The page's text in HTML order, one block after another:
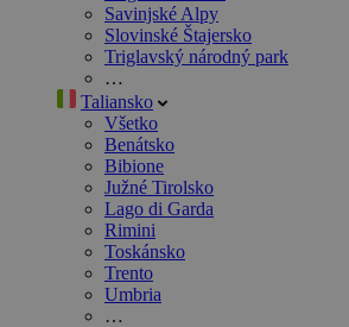
Savinjské Alpy
Slovinské Štajersko
Triglavský národný park
…
Taliansko
Všetko
Benátsko
Bibione
Južné Tirolsko
Lago di Garda
Rimini
Toskánsko
Trento
Umbria
…